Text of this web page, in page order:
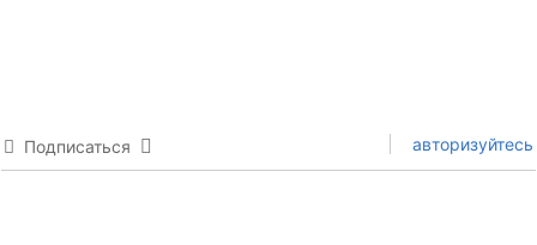
Подписаться авторизуйтесь